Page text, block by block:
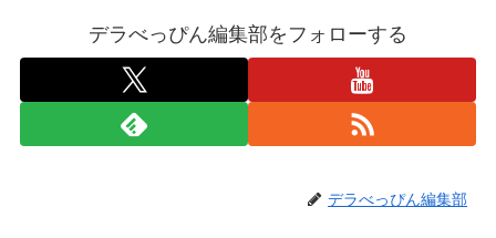
デラべっぴん編集部をフォローする
デラべっぴん編集部